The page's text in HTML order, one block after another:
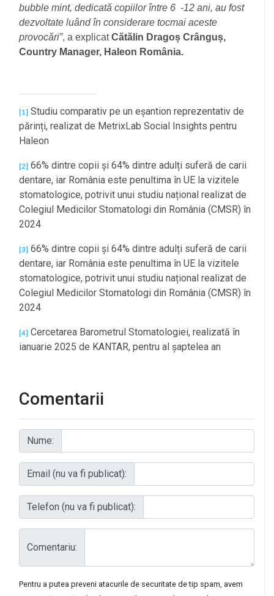
bubble mint, dedicată copiilor între 6 -12 ani, au fost
dezvoltate luând în considerare tocmai aceste
provocări”, a explicatCătălin Dragoș Crânguș,
Country Manager, Haleon România.
[1] Studiu comparativ pe un eșantion reprezentativ de
părinți, realizat de MetrixLab Social Insights pentru
Haleon
[2] 66% dintre copii și 64% dintre adulți suferă de carii
dentare, iar România este penultima în UE la vizitele
stomatologice, potrivit unui studiu național realizat de
Colegiul Medicilor Stomatologi din România (CMSR) în
2024
[3] 66% dintre copii și 64% dintre adulți suferă de carii
dentare, iar România este penultima în UE la vizitele
stomatologice, potrivit unui studiu național realizat de
Colegiul Medicilor Stomatologi din România (CMSR) în
2024
[4] Cercetarea Barometrul Stomatologiei, realizată în
ianuarie 2025 de KANTAR, pentru al șaptelea an
Comentarii
Nume:
Email (nu va fi publicat):
Telefon (nu va fi publicat):
Comentariu:
Pentru a putea preveni atacurile de securitate de tip spam, avem